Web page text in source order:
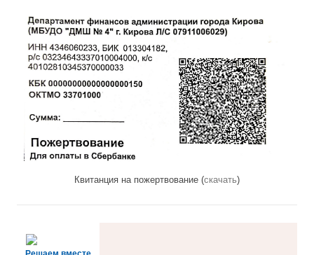
Квитанция на пожертвование (скачать)